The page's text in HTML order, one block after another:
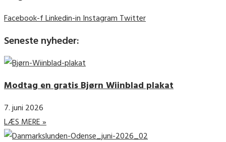
Facebook-fLinkedin-inInstagramTwitter
Seneste nyheder:
Modtag en gratis Bjørn Wiinblad plakat
7. juni 2026
LÆS MERE »